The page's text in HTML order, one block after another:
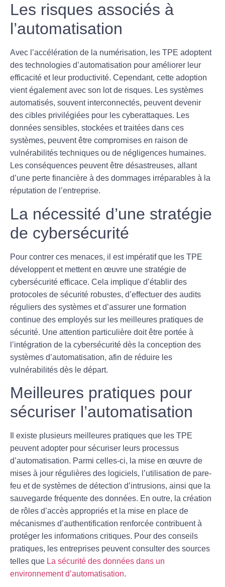
Les risques associés à
l’automatisation
Avec l’accélération de la numérisation, les TPE adoptent
des technologies d’automatisation pour améliorer leur
efficacité et leur productivité. Cependant, cette adoption
vient également avec son lot de risques. Les systèmes
automatisés, souvent interconnectés, peuvent devenir
des cibles privilégiées pour les cyberattaques. Les
données sensibles, stockées et traitées dans ces
systèmes, peuvent être compromises en raison de
vulnérabilités techniques ou de négligences humaines.
Les conséquences peuvent être désastreuses, allant
d’une perte financière à des dommages irréparables à la
réputation de l’entreprise.
La nécessité d’une stratégie
de cybersécurité
Pour contrer ces menaces, il est impératif que les TPE
développent et mettent en œuvre une stratégie de
cybersécurité efficace. Cela implique d’établir des
protocoles de sécurité robustes, d’effectuer des audits
réguliers des systèmes et d’assurer une formation
continue des employés sur les meilleures pratiques de
sécurité. Une attention particulière doit être portée à
l’intégration de la cybersécurité dès la conception des
systèmes d’automatisation, afin de réduire les
vulnérabilités dès le départ.
Meilleures pratiques pour
sécuriser l’automatisation
Il existe plusieurs meilleures pratiques que les TPE
peuvent adopter pour sécuriser leurs processus
d’automatisation. Parmi celles-ci, la mise en œuvre de
mises à jour régulières des logiciels, l’utilisation de pare-
feu et de systèmes de détection d’intrusions, ainsi que la
sauvegarde fréquente des données. En outre, la création
de rôles d’accès appropriés et la mise en place de
mécanismes d’authentification renforcée contribuent à
protéger les informations critiques. Pour des conseils
pratiques, les entreprises peuvent consulter des sources
telles que La sécurité des données dans un
environnement d’automatisation.